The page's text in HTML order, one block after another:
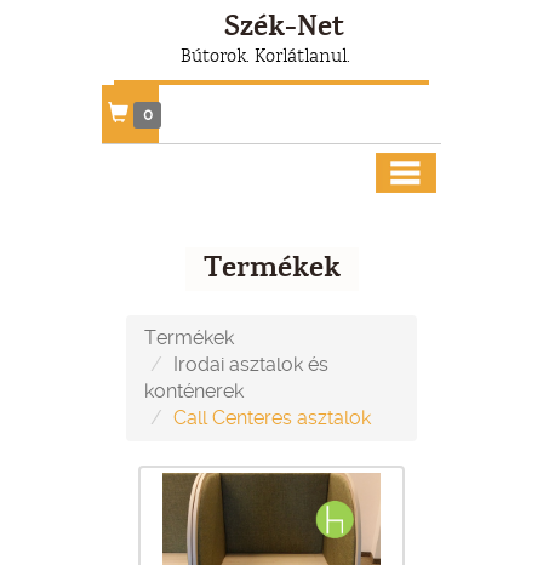
Szék-Net
Bútorok. Korlátlanul.
0
Termékek
Termékek
Irodai asztalok és
konténerek
Call Centeres asztalok